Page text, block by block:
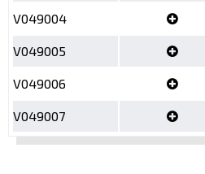
V049004
V049005
V049006
V049007